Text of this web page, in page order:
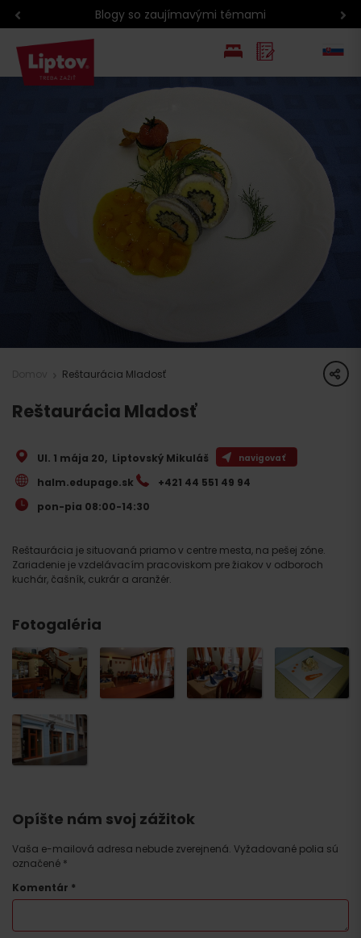
Blogy so zaujímavými témami
Reštaurácia Mladosť share
Reštaurácia Mladosť
Reštaurácia je situovaná priamo v centre mesta, na pešej zóne.
Zariadenie je vzdelávacím pracoviskom pre žiakov v odboroch
kuchár, čašník, cukrár a aranžér.
Ul. 1 mája 20, Liptovský Mikuláš navigovať
halm.edupage.sk
+421 44 551 49 94
pon-pia 08:00-14:30
Fotogaléria
Opíšte nám svoj zážitok
Vaša e-mailová adresa nebude zverejnená. Vyžadované polia sú
označené *
Komentár *